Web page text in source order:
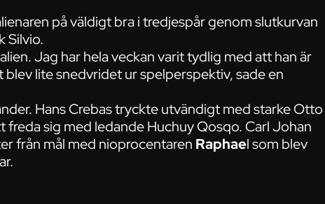
på väldigt bra i tredjespår genom slutkurvan
Silvio.
Jag har hela veckan varit tydlig med att han är
lite snedvridet ur spelperspektiv, sade en
Hans Crebas tryckte utvändigt med starke Otto
freda sig med ledande Huchuy Qosqo. Carl Johan
från mål med nioprocentaren Raphael som blev